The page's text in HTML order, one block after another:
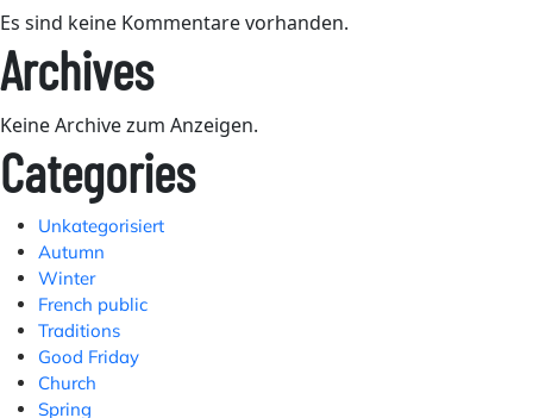
Es sind keine Kommentare vorhanden.
Archives
Keine Archive zum Anzeigen.
Categories
Unkategorisiert
Autumn
Winter
French public
Traditions
Good Friday
Church
Spring